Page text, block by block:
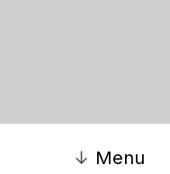
↓ Menu